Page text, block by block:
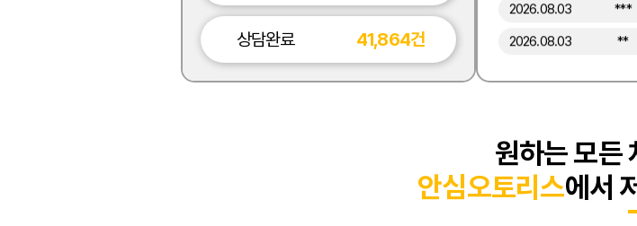
상담완료 41,864건
2026.08.03
***
2026.08.03
**
2026.08.02
***
2026.08.01
***
2026.08.01
원하는 모든
안심오토리스에서